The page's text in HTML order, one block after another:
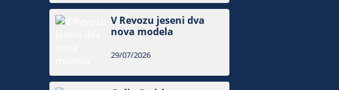
V Revozu jeseni dva
nova modela
29/07/2026